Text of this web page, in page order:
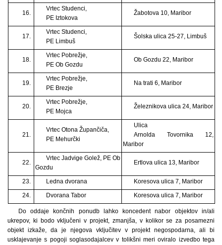
16.
Vrtec Studenci,
PE Iztokova
Žabotova 10, Maribor
17.
Vrtec Studenci,
PE Limbuš
Šolska ulica 25-27, Limbuš
18.
Vrtec Pobrežje,
PE Ob Gozdu
Ob Gozdu 22, Maribor
19.
Vrtec Pobrežje,
PE Brezje
Na trati 6, Maribor
20.
Vrtec Pobrežje,
PE Mojca
Železnikova ulica 24, Maribor
21.
Vrtec Otona Župančiča,
PE Mehurčki
Ulica
Arnolda Tovornika 12,
Maribor
22.
Vrtec Jadvige Golež, PE Ob
Gozdu
Ertlova ulica 13, Maribor
23. Ledna dvorana
Koresova ulica 7, Maribor
24.
Dvorana Tabor Koresova ulica 7, Maribor
Do oddaje končnih ponudb lahko koncedent nabor objektov in/ali
ukrepov, ki bodo vključeni v projekt, zmanjša, v kolikor se za posamezni
objekt izkaže, da je njegova vključitev v projekt negospodarna, ali bi
usklajevanje s pogoji soglasodajalcev v tolikšni meri oviralo izvedbo tega